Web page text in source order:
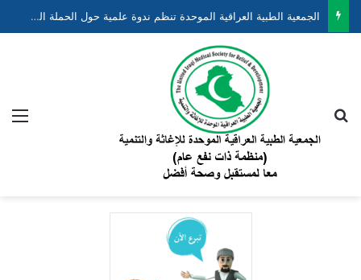
الجمعية الطبية العراقية الموحدة تنظم ندوة علمية حول الحملة الوطنية لتقليل وفيات الأطفال حديثي الولادة والخدج ضمن مشروع “نبضهم أملنا”